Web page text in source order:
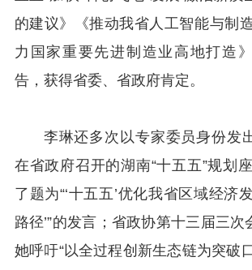
的建议》《推动我省人工智能与制
力国家重要先进制造业高地打造
告，获得省委、省政府肯定。
李琳还多次以专家委员身份发
在省政府召开的湖南“十五五”规划
了题为“‘十五五’优化我省区域经济
路径’”的发言；省政协第十三届三次
她呼吁“以全过程创新生态链为突破